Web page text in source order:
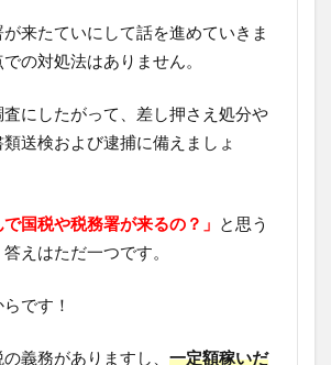
来たていにして話を進めていきま
の対処法はありません。
にしたがって、差し押さえ処分や
送検および逮捕に備えましょ
で国税や税務署が来るの？」
と思う
えはただ一つです。
です！
義務がありますし、 一定額稼いだ